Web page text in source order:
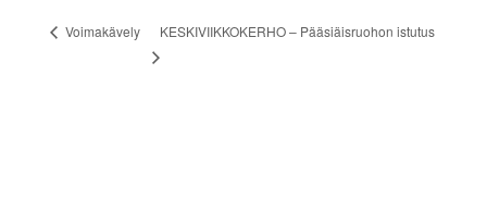
Voimakävely KESKIVIIKKOKERHO – Pääsiäisruohon istutus